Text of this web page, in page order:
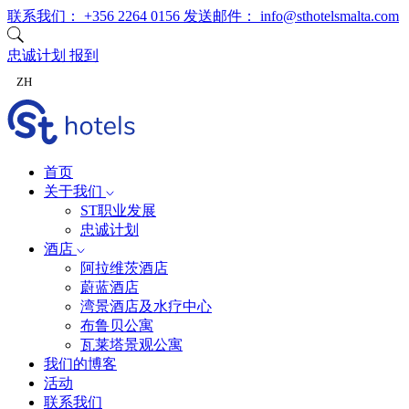
跳至内容
联系我们： +356 2264 0156 发送邮件： info@sthotelsmalta.com
忠诚计划 报到
ZH
首页
关于我们
ST职业发展
忠诚计划
酒店
阿拉维茨酒店
蔚蓝酒店
湾景酒店及水疗中心
布鲁贝公寓
瓦莱塔景观公寓
我们的博客
活动
联系我们